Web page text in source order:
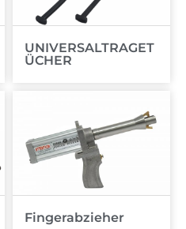
UNIVERSALTRAGET
ÜCHER
Fingerabzieher